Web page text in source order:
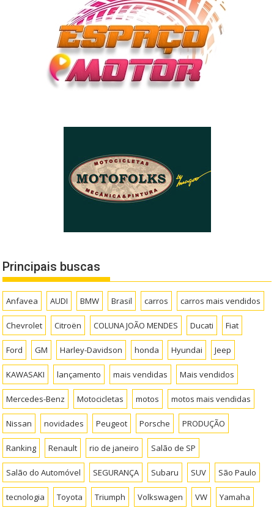
Principais buscas
Anfavea AUDI BMW Brasil carros carros mais vendidos
Chevrolet Citroën COLUNA JOÃO MENDES Ducati Fiat
Ford GM Harley-Davidson honda Hyundai Jeep
KAWASAKI lançamento mais vendidas Mais vendidos
Mercedes-Benz Motocicletas motos motos mais vendidas
Nissan novidades Peugeot Porsche PRODUÇÃO
Ranking Renault rio de janeiro Salão de SP
Salão do Automóvel SEGURANÇA Subaru SUV São Paulo
tecnologia Toyota Triumph Volkswagen VW Yamaha